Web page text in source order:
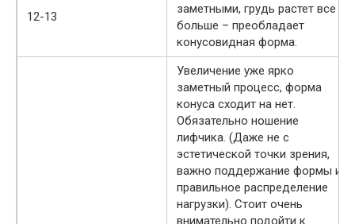
12-13
заметными, грудь растет все
больше – преобладает
конусовидная форма.
Увеличение уже ярко
заметный процесс, форма
конуса сходит на нет.
Обязательно ношение
лифчика. (Даже не с
эстетической точки зрения,
важно поддержание формы и
правильное распределение
нагрузки). Стоит очень
внимательно подойти к